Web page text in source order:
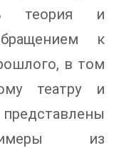
теория и
к
в том
театру и
из